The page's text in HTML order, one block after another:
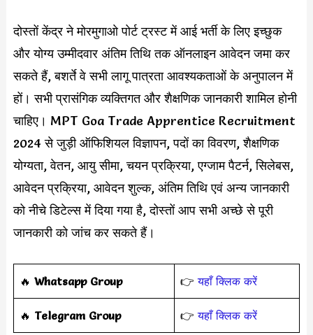
दोस्तों केंद्र ने मोरमुगाओ पोर्ट ट्रस्ट में आई भर्ती के लिए इच्छुक
और योग्य उम्मीदवार अंतिम तिथि तक ऑनलाइन आवेदन जमा कर
सकते हैं, बशर्ते वे सभी लागू पात्रता आवश्यकताओं के अनुपालन में
हों। सभी प्रासंगिक व्यक्तिगत और शैक्षणिक जानकारी शामिल होनी
चाहिए। MPT Goa Trade Apprentice Recruitment
2024 से जुड़ी ऑफिशियल विज्ञापन, पदों का विवरण, शैक्षणिक
योग्यता, वेतन, आयु सीमा, चयन प्रक्रिया, एग्जाम पैटर्न, सिलेबस,
आवेदन प्रक्रिया, आवेदन शुल्क, अंतिम तिथि एवं अन्य जानकारी
को नीचे डिटेल्स में दिया गया है, दोस्तों आप सभी अच्छे से पूरी
जानकारी को जांच कर सकते हैं।
‎️‍🔥 Whatsapp Group 👉यहाँ क्लिक करें
‎️‍🔥 Telegram Group 👉यहाँ क्लिक करें